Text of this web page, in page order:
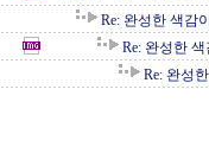
Re: 완성한 색감
Re: 완성한
Re: 완성